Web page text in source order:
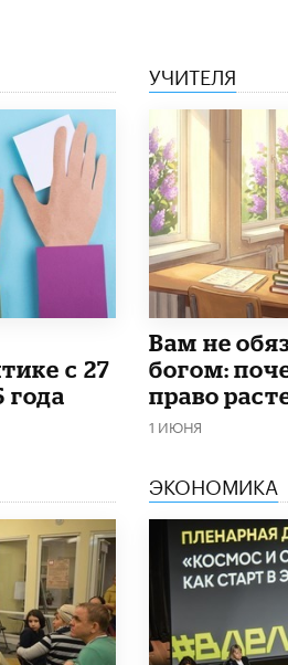
с 27
года
УЧИТЕЛЯ
​Вам не
богом:
право
1 ИЮНЯ
ЭКОНОМИКА